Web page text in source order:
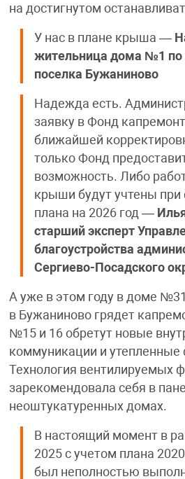
на достигнутом
У нас в плане крыша —
жительница дома №1 по
поселка Бужаниново
Надежда есть.
заявку в Фонд
ближайшей
только Фонд
возможность. Либо
крыши будут учтены
плана на 2026 год —
старший эксперт
благоустройства
Сергиево-Посадского
А уже в этом году в доме
в Бужаниново грядет
№15 и 16 обретут новые
коммуникации и утепленные
Технология вентилируемых
зарекомендовала себя в
неоштукатуренных домах.
В настоящий момент в
2025 с учетом плана
был неполностью